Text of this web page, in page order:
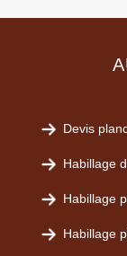
Devis
Habillage
Habillage
Habillage